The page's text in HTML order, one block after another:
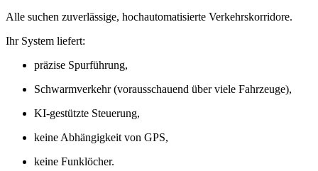
Alle suchen zuverlässige, hochautomatisierte Verkehrskorridore.
Ihr System liefert:
präzise Spurführung,
Schwarmverkehr (vorausschauend über viele Fahrzeuge),
KI-gestützte Steuerung,
keine Abhängigkeit von GPS,
keine Funklöcher.